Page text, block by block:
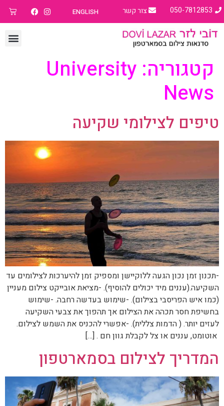
050-7812853 צור קשר ENGLISH
קטגוריה: University
News
טיפים לצילומי שקיעה
-תכנון זמן נכון הגעה ללוקיישן ומספיק זמן להיערכות לצילומים עד
השקיעה.(עננים מיד יכולים להוסיף). -מציאת אובייקט צילום מעניין
(כמו איש הפריסבי בצילום). -שימוש בעדשה רחבה. -שימוש
בחשיפת חסר תכהה את הצילום אך תהפוך את צבעי השקיעה
לעזים יותר. ( הדמות צללית). -אפשרי להכניס את השמש לצילום.
אוטומט, עננים או צל לקבלת גוון חם . […]
המדריך לצילום בסמארטפון